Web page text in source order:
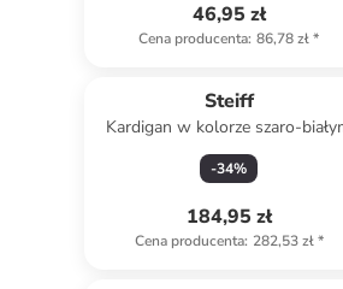
46,95 zł
Cena producenta: 86,78 zł*
Steiff
Kardigan w kolorze szaro-
-34%
184,95 zł
Cena producenta: 282,53 zł*